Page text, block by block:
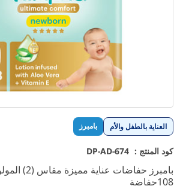
العناية بالطفل والأم بامبرز
كود المنتج : DP-AD-674
108حفاضة
تخطي
إلى
بداية
معرض
الصور